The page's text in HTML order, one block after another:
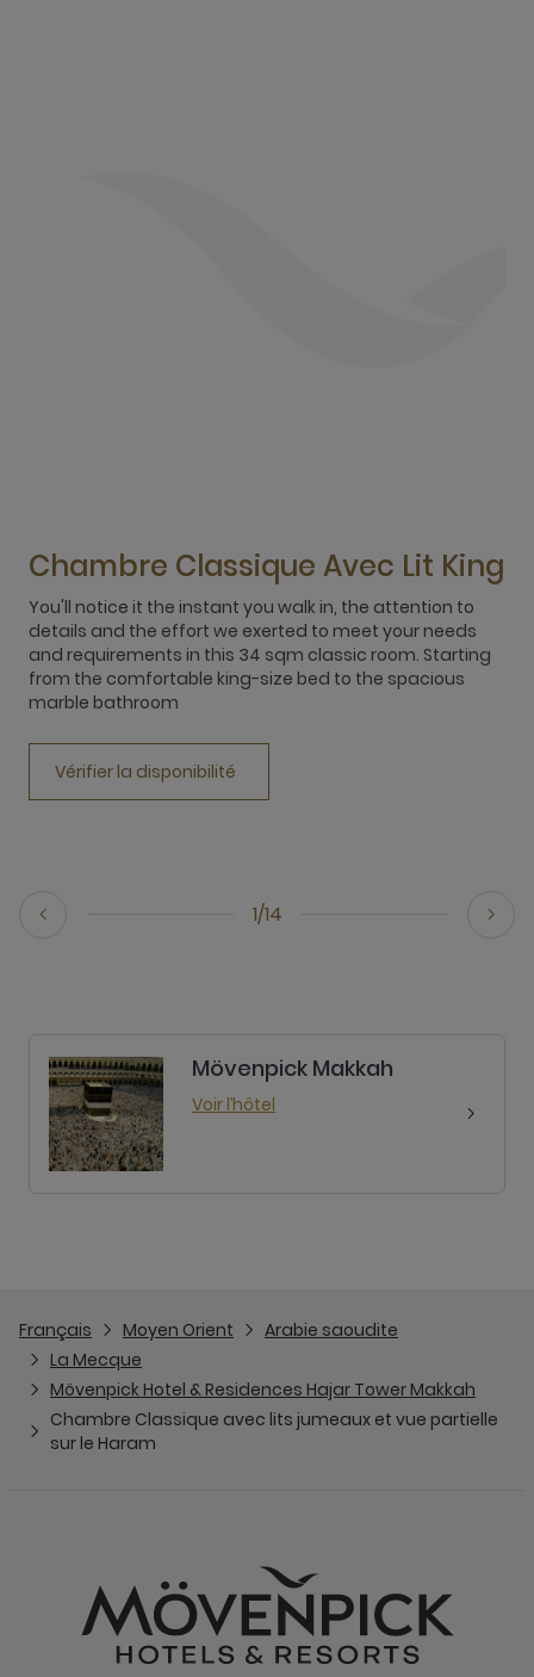
1/14
Chambre Classique Avec Lit King
You'll notice it the instant you walk in, the attention to
details and the effort we exerted to meet your needs
and requirements in this 34 sqm classic room. Starting
from the comfortable king-size bed to the spacious
marble bathroom
Vérifier la disponibilité
Mövenpick Makkah
Voir l’hôtel
Français Moyen Orient
Arabie saoudite
La Mecque
Mövenpick Hotel & Residences Hajar Tower Makkah
Chambre Classique avec lits jumeaux et vue partielle
sur le Haram